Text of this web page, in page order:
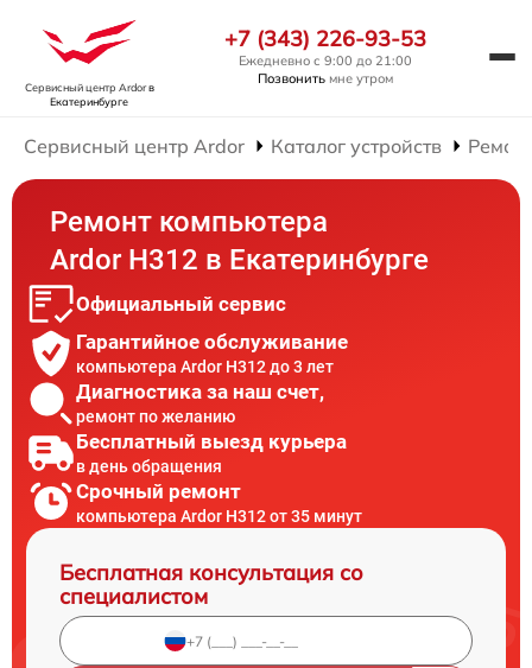
Сервисный центр Ardorв
Екатеринбурге
+7 (343) 226-93-53
Ежедневно с 9:00 до 21:00
Позвонить мне утром
Сервисный центр Ardor Каталог устройств
Ремонт компьютера
Ardor H312 в Екатеринбурге
Официальный сервис
Гарантийное обслуживание
компьютера Ardor H312 до 3 лет
Диагностика за наш счет,
ремонт по желанию
Бесплатный выезд курьера
в день обращения
Срочный ремонт
компьютера Ardor H312 от 35 минут
Бесплатная консультация со
специалистом